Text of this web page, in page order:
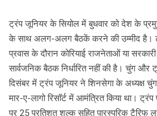
ट्रंप जूनियर के सियोल में बुधवार को देश के
के साथ अलग-अलग बैठकें करने की उम्मीद है।
प्रवास के दौरान कोरियाई राजनेताओं या
सार्वजनिक बैठक निर्धारित नहीं की है। चुंग और
दिसंबर में ट्रंप जूनियर ने शिनसेगा के अध्यक्ष चुंग
मार-ए-लागो रिसॉर्ट में आमंत्रित किया था।
पर 25 प्रतिशत शुल्क सहित पारस्परिक टैरिफ